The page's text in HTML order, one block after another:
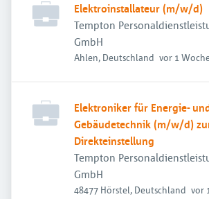
Elektroinstallateur (m/w/d)
Tempton
GmbH
Ahlen, Deutschland vor 1
Elektroniker für Energie-
Gebäudetechnik (m/w/d)
Direkteinstellung
Tempton
GmbH
48477 Hörstel, Deutschland vor